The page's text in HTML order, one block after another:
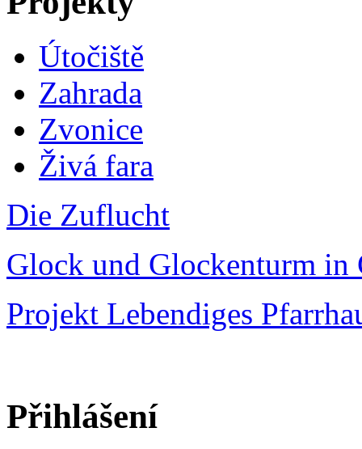
Útočiště
Zahrada
Zvonice
Živá fara
Die Zuflucht
Glock und Glockenturm in
Projekt Lebendiges
Přihlášení